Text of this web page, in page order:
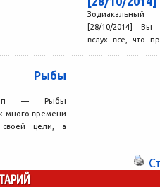
[28/10/2014] Вы
вслух все, что
Рыбы
— Рыбы
много времени
цели, а